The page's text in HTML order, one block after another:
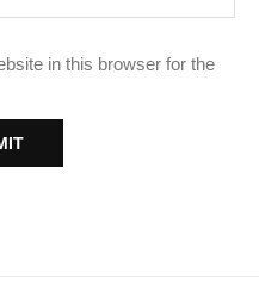
in this browser for the